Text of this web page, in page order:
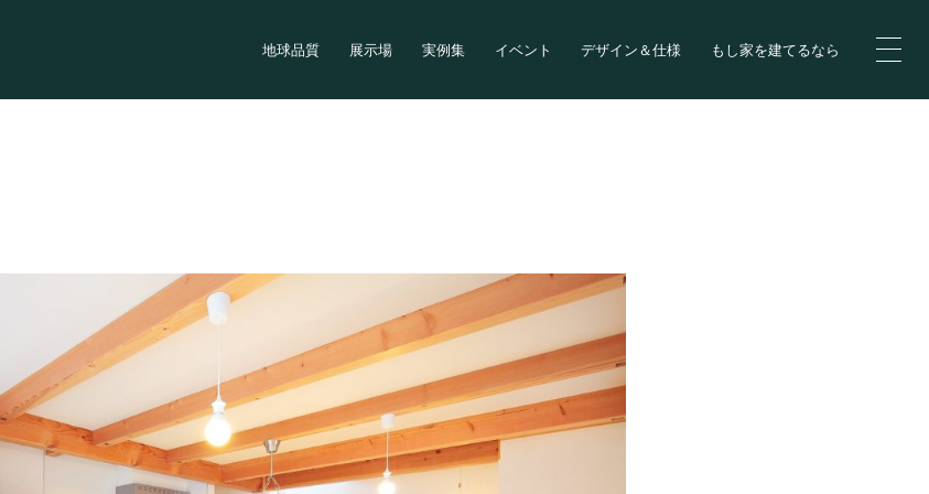
地球品質 展示場 実例集 イベント デザイン＆仕様 もし家を建てるなら